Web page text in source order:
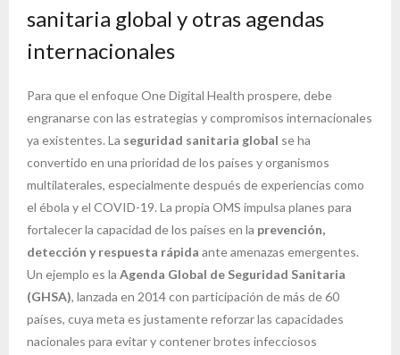
sanitaria global y otras agendas
internacionales
Para que el enfoque One Digital Health prospere, debe
engranarse con las estrategias y compromisos internacionales
ya existentes. La seguridad sanitaria global se ha
convertido en una prioridad de los países y organismos
multilaterales, especialmente después de experiencias como
el ébola y el COVID-19. La propia OMS impulsa planes para
fortalecer la capacidad de los países en la prevención,
detección y respuesta rápida ante amenazas emergentes.
Un ejemplo es la Agenda Global de Seguridad Sanitaria
(GHSA), lanzada en 2014 con participación de más de 60
países, cuya meta es justamente reforzar las capacidades
nacionales para evitar y contener brotes infecciosos